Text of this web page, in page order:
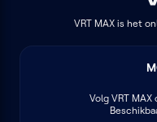
VRT MAX is het
Volg VRT MAX